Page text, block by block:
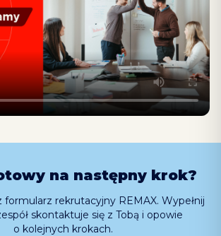
przyjmowani do programu
który obejmuje szkolenia
oraz sprzedażowe.
doświadczonego mentora,
szkoleniowych i wsparcie
transakcjach.
na następny krok?
formularz rekrutacyjny REMAX. Wypełnij
skontaktuje się z Tobą i opowie
o kolejnych krokach.